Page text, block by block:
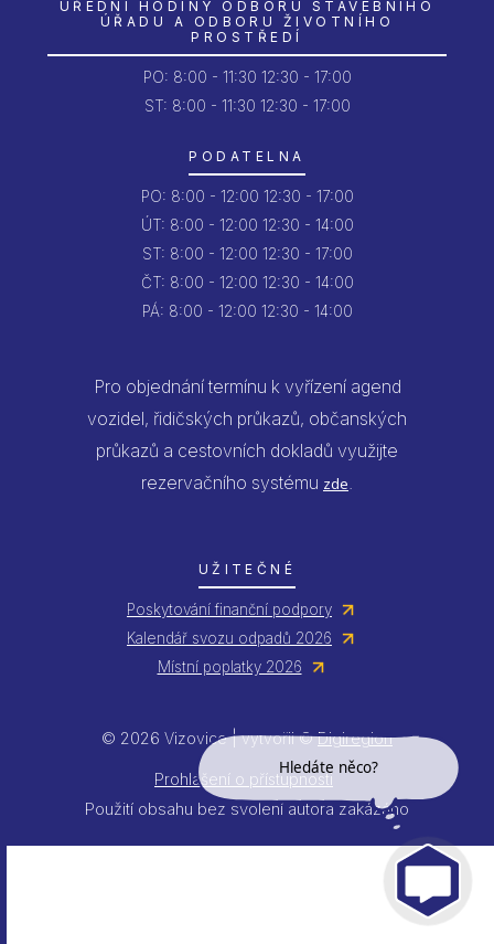
ÚŘEDNÍ HODINY ODBORU STAVEBNÍHO
ÚŘADU A ODBORU ŽIVOTNÍHO
PROSTŘEDÍ
PO: 8:00 - 11:30 12:30 - 17:00
ST: 8:00 - 11:30 12:30 - 17:00
PODATELNA
PO: 8:00 - 12:00 12:30 - 17:00
ÚT: 8:00 - 12:00 12:30 - 14:00
ST: 8:00 - 12:00 12:30 - 17:00
ČT: 8:00 - 12:00 12:30 - 14:00
PÁ: 8:00 - 12:00 12:30 - 14:00
Pro objednání termínu k vyřízení agend
vozidel, řidičských průkazů, občanských
průkazů a cestovních dokladů využijte
rezervačního systému zde
UŽITEČNÉ
Poskytování finanční podpory
Kalendář svozu odpadů 2026
Místní poplatky 2026
© 2026 Vizovice | vytvořil ©Digiregion
Prohlášení o přístupnosti
Použití obsahu bez svolení autora zakázáno